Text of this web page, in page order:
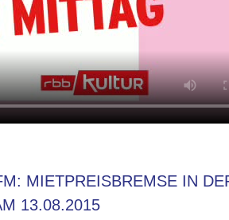
MIETPREISBREMSE IN
13.08.2015